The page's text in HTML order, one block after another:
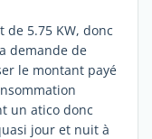
5.75 KW, donc
demande de
le montant payé
un atico donc
jour et nuit à